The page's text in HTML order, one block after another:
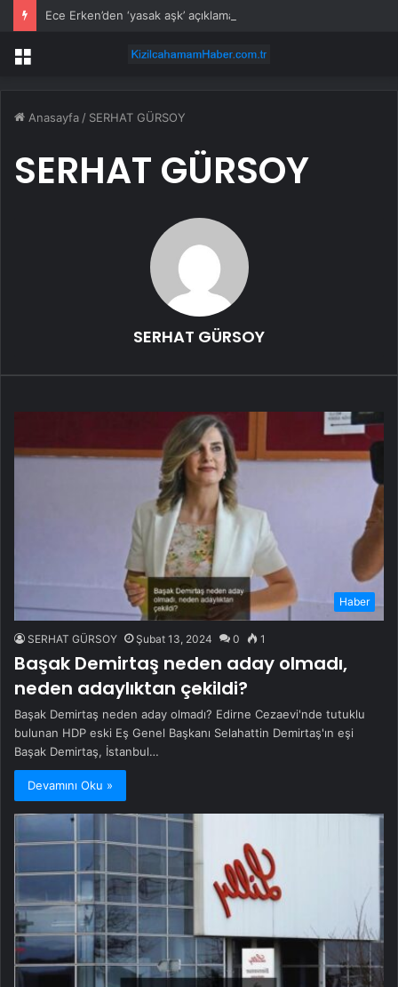
Menü
Anasayfa / SERHAT GÜRSOY
SERHAT GÜRSOY
SERHAT GÜRSOY
Haber
SERHAT GÜRSOY Şubat 13, 2024 0 1
Başak Demirtaş neden aday olmadı,
neden adaylıktan çekildi?
Başak Demirtaş neden aday olmadı? Edirne Cezaevi'nde tutuklu
bulunan HDP eski Eş Genel Başkanı Selahattin Demirtaş'ın eşi
Başak Demirtaş, İstanbul…
Devamını Oku »